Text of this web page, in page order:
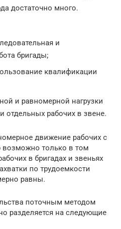
достаточно много.
и
бригады;
квалификации
и равномерной нагрузки
отдельных рабочих в звене.
движение рабочих с
возможно только в том
в бригадах и звеньях
по трудоемкости
равны.
поточным методом
разделяется на следующие